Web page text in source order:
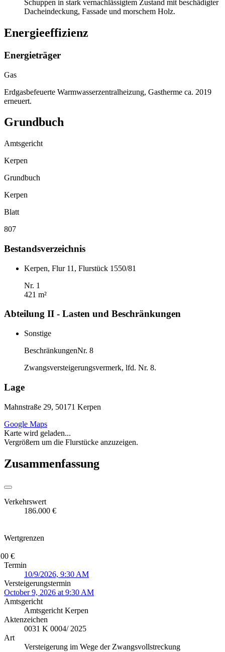
Schuppen in stark vernachlässigtem Zustand mit beschädigter
Dacheindeckung, Fassade und morschem Holz.
Energieeffizienz
Energieträger
Gas
Erdgasbefeuerte Warmwasserzentralheizung, Gastherme ca. 2019
erneuert.
Grundbuch
Amtsgericht
Kerpen
Grundbuch
Kerpen
Blatt
807
Bestandsverzeichnis
Kerpen, Flur 11, Flurstück 1550/81
Nr. 1
421 m²
Abteilung II - Lasten und Beschränkungen
Sonstige
BeschränkungenNr. 8
Zwangsversteigerungsvermerk, lfd. Nr. 8.
Lage
Mahnstraße 29, 50171 Kerpen
Google Maps
Karte wird geladen...
Vergrößern um die Flurstücke anzuzeigen.
Zusammenfassung
Verkehrswert
186.000 €
Wertgrenzen
€
Termin
10/9/2026, 9:30 AM
Versteigerungstermin
October 9, 2026 at 9:30 AM
Amtsgericht
Amtsgericht Kerpen
Aktenzeichen
0031 K 0004/ 2025
Art
Versteigerung im Wege der Zwangsvollstreckung